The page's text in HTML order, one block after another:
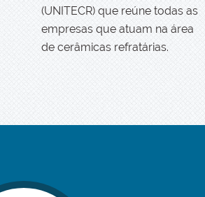
(UNITECR) que reúne todas as
empresas que atuam na área
de cerâmicas refratárias.